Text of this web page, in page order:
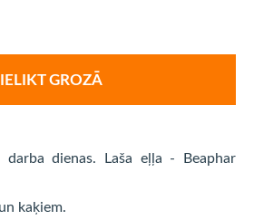
IELIKT GROZĀ
dienas. Laša eļļa - Beaphar
kaķiem.